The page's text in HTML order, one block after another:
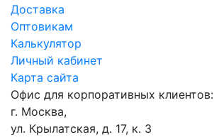
Доставка
Оптовикам
Калькулятор
Личный кабинет
Карта сайта
Офис для корпоративных клиентов:
г. Москва,
ул. Крылатская, д. 17, к. 3